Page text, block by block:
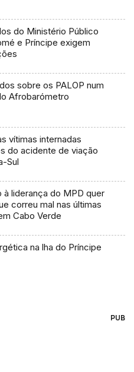
do Ministério Público
e Príncipe exigem
sobre os PALOP num
Afrobarómetro
vítimas internadas
do acidente de viação
Sul
à liderança do MPD quer
correu mal nas últimas
Cabo Verde
na lha do Príncipe
PUB